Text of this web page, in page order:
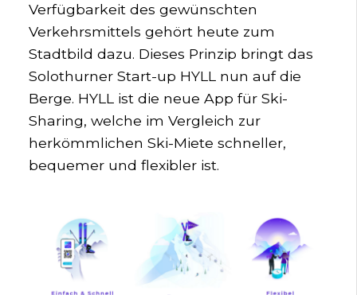
Verfügbarkeit des gewünschten
Verkehrsmittels gehört heute zum
Stadtbild dazu. Dieses Prinzip bringt das
Solothurner Start-up HYLL nun auf die
Berge. HYLL ist die neue App für Ski-
Sharing, welche im Vergleich zur
herkömmlichen Ski-Miete schneller,
bequemer und flexibler ist.